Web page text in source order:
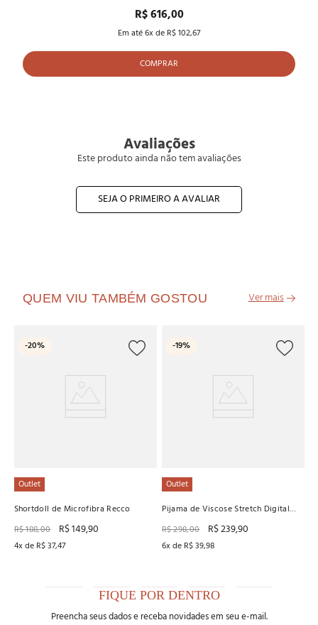
R$ 616,00
Em até6x de R$ 102,67
COMPRAR
Avaliações
Este produto ainda não tem avaliações
SEJA O PRIMEIRO A AVALIAR
QUEM VIU TAMBÉM GOSTOU
-20%
Outlet
Shortdoll de Microfibra Recco
R$188,00 R$149,90
4x de R$37,47
-19%
Outlet
Pijama de Viscose Stretch Digital
R$298,00 R$239,90
6x de R$39,98
FIQUE POR DENTRO
Preencha seus dados e receba novidades em seu e-mail.